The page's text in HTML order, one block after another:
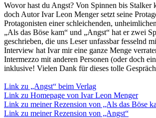
Wovor hast du Angst? Von Spinnen bis Stalker
doch Autor Ivar Leon Menger setzt seine
Protagonisten einer schleichenden,
„Als das Böse kam“ und „Angst“ hat er zwei
geschrieben, die uns Leser unfassbar fesselnd
Interview hat Ivar mir eine ganze Menge
Intermezzo mit anderen Personen (oder doch
inklusive! Vielen Dank für dieses tolle
Link zu „Angst“ beim Verlag
Link zu Homepage von Ivar Leon Menger
Link zu meiner Rezension von „Als das Böse
Link zu meiner Rezension von „Angst“